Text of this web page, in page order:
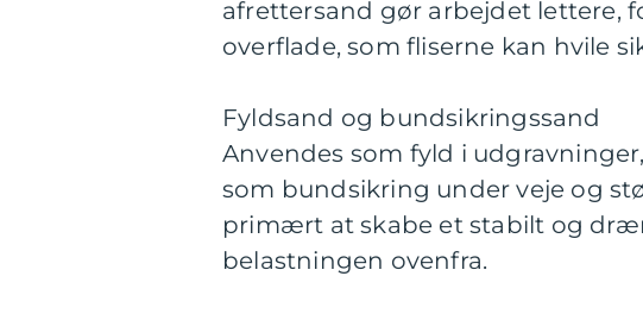
afrettersand gør arbejdet lettere,
overflade, som fliserne kan hvile
Fyldsand og bundsikringssand
Anvendes som fyld i
som bundsikring under veje og
primært at skabe et stabilt og
belastningen ovenfra.